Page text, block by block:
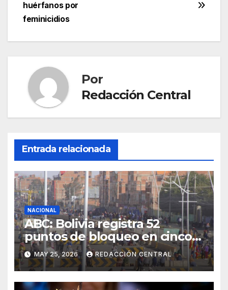
huérfanos por
feminicidios
Por
Redacción Central
Entrada relacionada
NACIONAL
ABC: Bolivia registra 52
puntos de bloqueo en cinco
departamentos
MAY 25, 2026 REDACCIÓN CENTRAL